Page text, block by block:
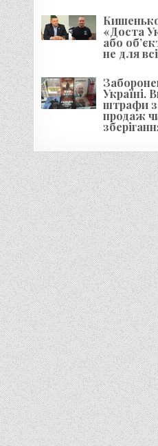
«Доста
або
не для
Україні.
штрафи
продаж